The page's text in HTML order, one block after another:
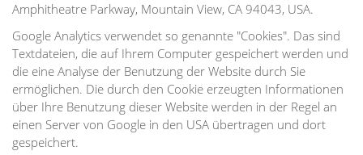
Amphitheatre Parkway, Mountain View, CA 94043, USA.
Google Analytics verwendet so genannte "Cookies". Das sind
Textdateien, die auf Ihrem Computer gespeichert werden und
die eine Analyse der Benutzung der Website durch Sie
ermöglichen. Die durch den Cookie erzeugten Informationen
über Ihre Benutzung dieser Website werden in der Regel an
einen Server von Google in den USA übertragen und dort
gespeichert.